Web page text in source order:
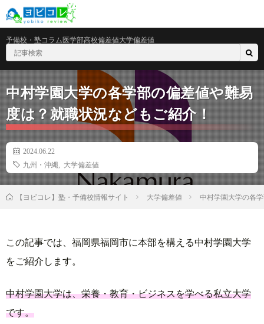
予備校・塾コラム医学部高校偏差値大学偏差値
中村学園大学の各学部の偏差値や難易
度は？就職状況などもご紹介！
2024.06.22
九州・沖縄
大学偏差値
【ヨビコレ】塾・予備校情報サイト 大学偏差値 中村学園大学の各
この記事では、福岡県福岡市に本部を構える中村学園大学
をご紹介します。
中村学園大学は、栄養・教育・ビジネスを学べる私立大学
です。